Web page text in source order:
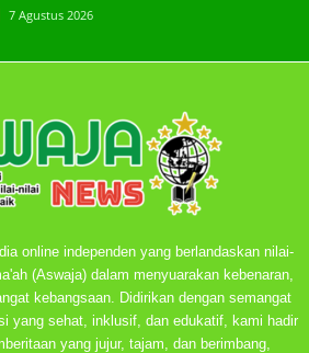
7 Agustus 2026
online independen yang berlandaskan nilai-
(Aswaja) dalam menyuarakan kebenaran,
kebangsaan. Didirikan dengan semangat
yang sehat, inklusif, dan edukatif, kami hadir
yang jujur, tajam, dan berimbang,